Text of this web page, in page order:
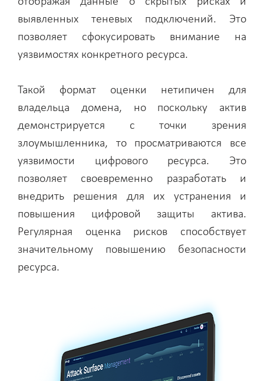
выявленных теневых подключений. Это
позволяет сфокусировать внимание на
уязвимостях конкретного ресурса.
Такой формат оценки нетипичен для
владельца домена, но поскольку актив
демонстрируется с точки зрения
злоумышленника, то просматриваются все
уязвимости цифрового ресурса. Это
позволяет своевременно разработать и
внедрить решения для их устранения и
повышения цифровой защиты актива.
Регулярная оценка рисков способствует
значительному повышению безопасности
ресурса.